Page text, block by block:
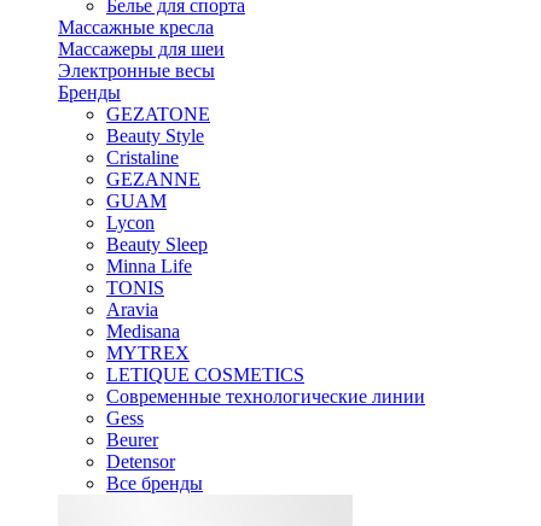
Белье для спорта
Массажные кресла
Массажеры для шеи
Электронные весы
Бренды
GEZATONE
Beauty Style
Cristaline
GEZANNE
GUAM
Lycon
Beauty Sleep
Minna Life
TONIS
Aravia
Medisana
MYTREX
LETIQUE COSMETICS
Современные технологические линии
Gess
Beurer
Detensor
Все бренды